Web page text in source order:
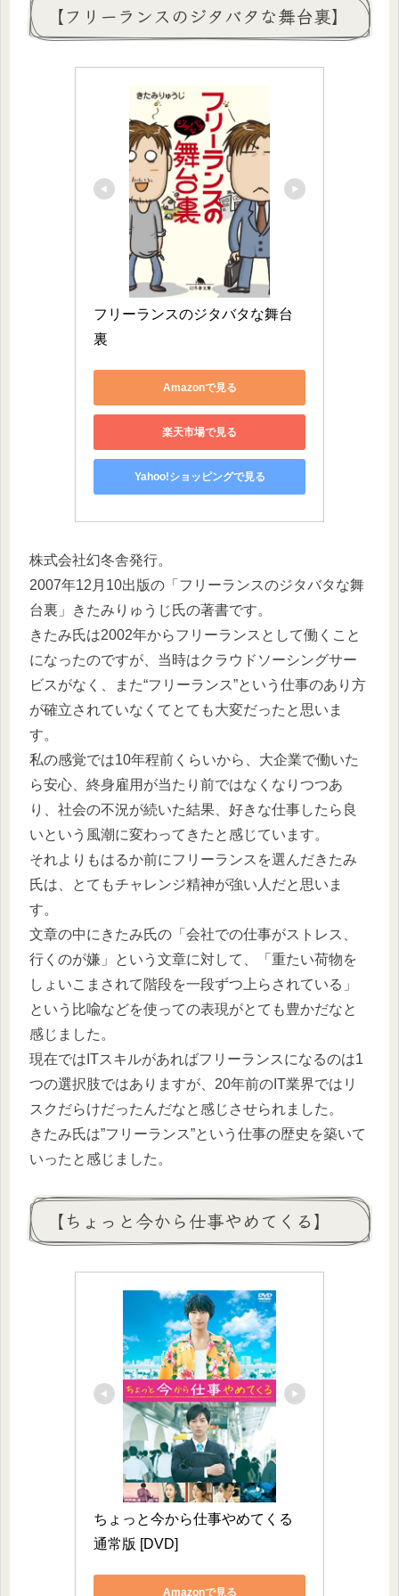
【フリーランスのジタバタな舞台裏】
フリーランスのジタバタな舞台
裏
Amazonで見る
楽天市場で見る
Yahoo!ショッピングで見る
株式会社幻冬舎発行。
2007年12月10出版の「フリーランスのジタバタな舞
台裏」きたみりゅうじ氏の著書です。
きたみ氏は2002年からフリーランスとして働くこと
になったのですが、当時はクラウドソーシングサー
ビスがなく、また“フリーランス”という仕事のあり方
が確立されていなくてとても大変だったと思いま
す。
私の感覚では10年程前くらいから、大企業で働いた
ら安心、終身雇用が当たり前ではなくなりつつあ
り、社会の不況が続いた結果、好きな仕事したら良
いという風潮に変わってきたと感じています。
それよりもはるか前にフリーランスを選んだきたみ
氏は、とてもチャレンジ精神が強い人だと思いま
す。
文章の中にきたみ氏の「会社での仕事がストレス、
行くのが嫌」という文章に対して、「重たい荷物を
しょいこまされて階段を一段ずつ上らされている」
という比喩などを使っての表現がとても豊かだなと
感じました。
現在ではITスキルがあればフリーランスになるのは1
つの選択肢ではありますが、20年前のIT業界ではリ
スクだらけだったんだなと感じさせられました。
きたみ氏は”フリーランス”という仕事の歴史を築いて
いったと感じました。
【ちょっと今から仕事やめてくる】
ちょっと今から仕事やめてくる
通常版 [DVD]
Amazonで見る